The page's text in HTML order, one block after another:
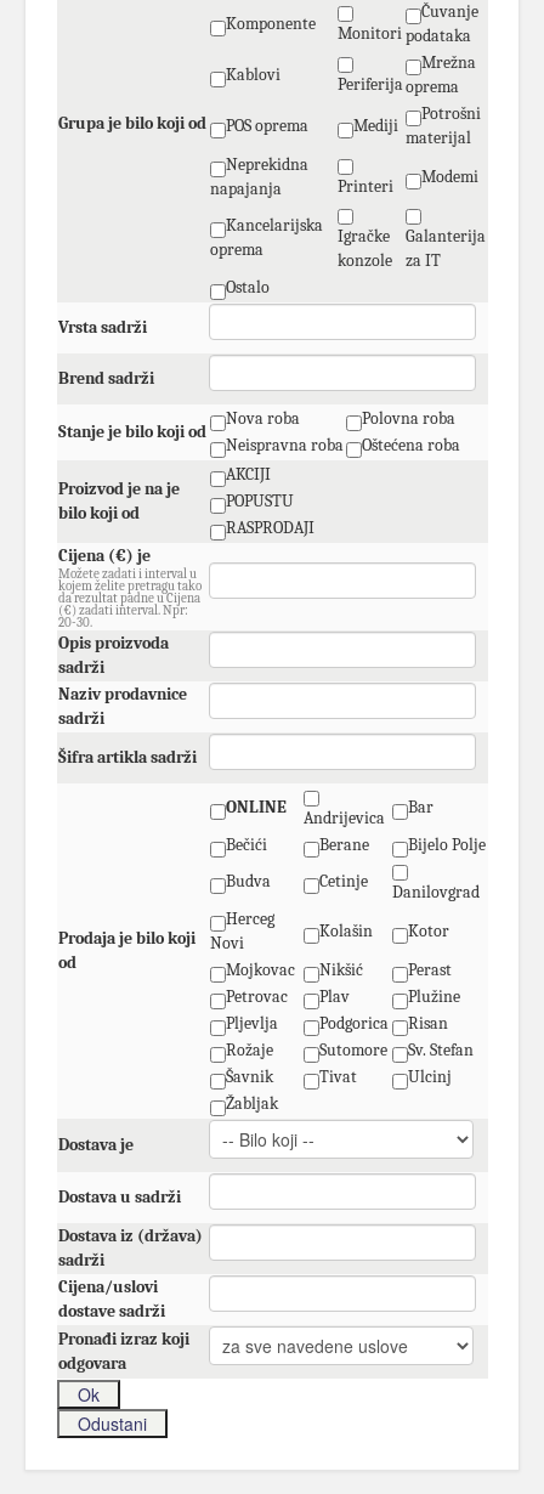
Grupa je bilo koji od
Komponente
Monitori
Čuvanje
podataka
Kablovi
Periferija
Mrežna
oprema
POS oprema
Mediji
Potrošni
materijal
Neprekidna
napajanja
Printeri Modemi
Kancelarijska
oprema
Igračke
konzole
Galanterija
za IT
Ostalo
Vrsta sadrži
Brend sadrži
Stanje je bilo koji od
Nova roba
Polovna roba
Neispravna roba
Oštećena roba
Proizvod je na je
bilo koji od
AKCIJI
POPUSTU
RASPRODAJI
Cijena (€) je
Možete zadati i interval u
kojem želite pretragu tako
da rezultat padne u Cijena
(€) zadati interval. Npr:
20-30.
Opis proizvoda
sadrži
Naziv prodavnice
sadrži
Šifra artikla sadrži
Prodaja je bilo koji
od
ONLINE
Andrijevica
Bar
Bečići
Berane
Bijelo Polje
Budva
Cetinje
Danilovgrad
Herceg
Novi
Kolašin
Kotor
Mojkovac
Nikšić
Perast
Petrovac
Plav
Plužine
Pljevlja
Podgorica
Risan
Rožaje
Sutomore
Sv. Stefan
Šavnik
Tivat
Ulcinj
Žabljak
Dostava je
Dostava u sadrži
Dostava iz (država)
sadrži
Cijena/uslovi
dostave sadrži
Pronađi izraz koji
odgovara